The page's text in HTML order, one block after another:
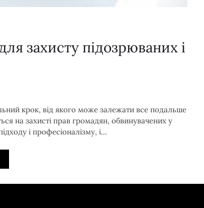
захисту підозрюваних і
крок, від якого може залежати все подальше
на захисті прав громадян, обвинувачених у
і професіоналізму, і…